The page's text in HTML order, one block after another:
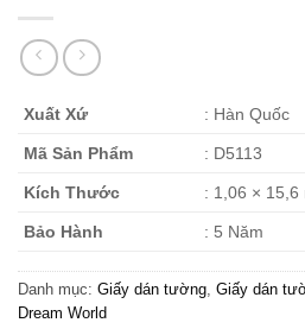
Xuất Xứ : Hàn Quốc
Mã Sản Phẩm : D5113
Kích Thước : 1,06 × 15,6
Bảo Hành : 5 Năm
Danh mục: Giấy dán tường, Giấy dán
Dream World